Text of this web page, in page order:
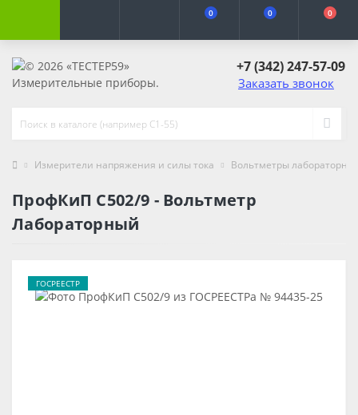
0 0 0
+7 (342) 247-57-09
Заказать звонок
Измерители напряжения и силы тока Вольтметры
ПрофКиП С502/9 - Вольтметр
Лабораторный
ГОСРЕЕСТР